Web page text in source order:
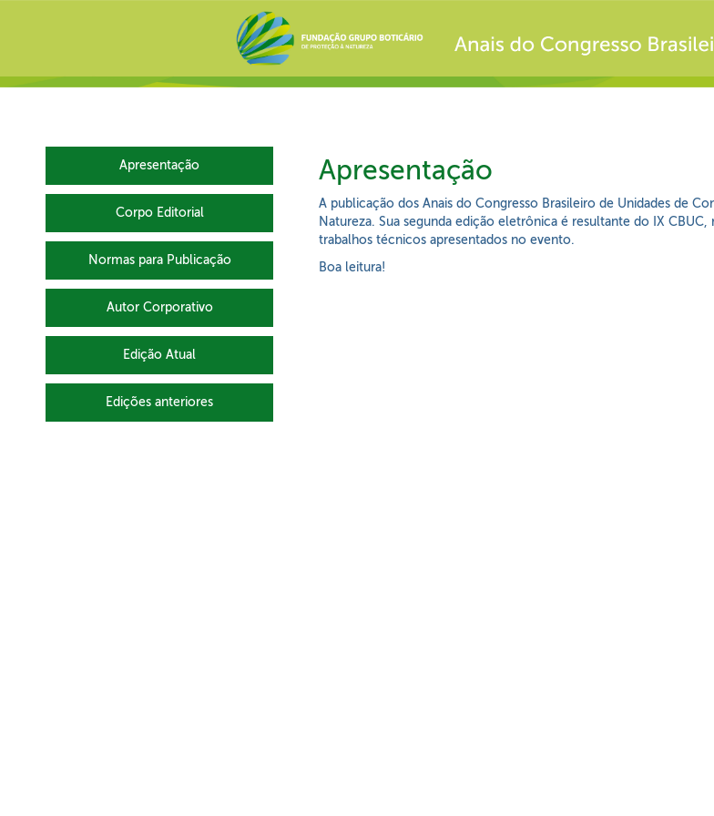
Apresentação
Corpo Editorial
Normas para Publicação
Autor Corporativo
Edição Atual
Edições anteriores
Apresentação
A publicação dos Anais do Congresso Brasileiro de Unidades de
Natureza. Sua segunda edição eletrônica é resultante do IX
trabalhos técnicos apresentados no evento.
Boa leitura!